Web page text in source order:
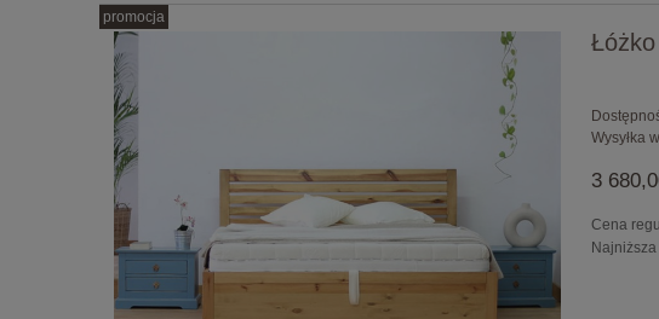
Wysyłka
3
Cena
promocja